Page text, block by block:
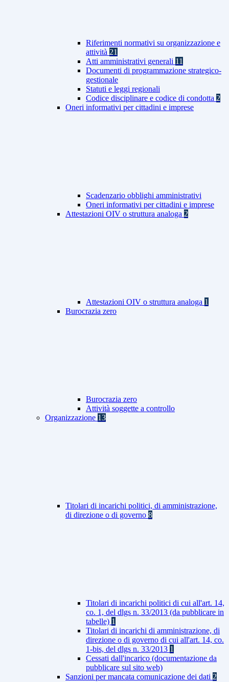
Riferimenti normativi su organizzazione e
attività 21
Atti amministrativi generali 11
Documenti di programmazione strategico-
gestionale
Statuti e leggi regionali
Codice disciplinare e codice di condotta 2
Oneri informativi per cittadini e imprese
Scadenzario obblighi amministrativi
Oneri informativi per cittadini e imprese
Attestazioni OIV o struttura analoga 2
Attestazioni OIV o struttura analoga 1
Burocrazia zero
Burocrazia zero
Attività soggette a controllo
Organizzazione 13
Titolari di incarichi politici, di amministrazione,
di direzione o di governo 8
Titolari di incarichi politici di cui all'art. 14,
co. 1, del dlgs n. 33/2013 (da pubblicare in
tabelle) 1
Titolari di incarichi di amministrazione, di
direzione o di governo di cui all'art. 14, co.
1-bis, del dlgs n. 33/2013 1
Cessati dall'incarico (documentazione da
pubblicare sul sito web)
Sanzioni per mancata comunicazione dei dati 2